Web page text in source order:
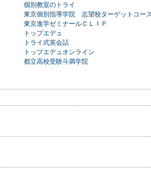
個別教室のトライ
東京個別指導学院 志望校ターゲットコー
東京進学ゼミナールＣＬＩＰ
トップエデュ
トライ式英会話
トップエデュオンライン
都立高校受験斗満学院